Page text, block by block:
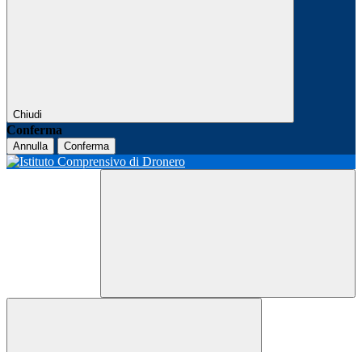
Chiudi
Conferma
Annulla Conferma